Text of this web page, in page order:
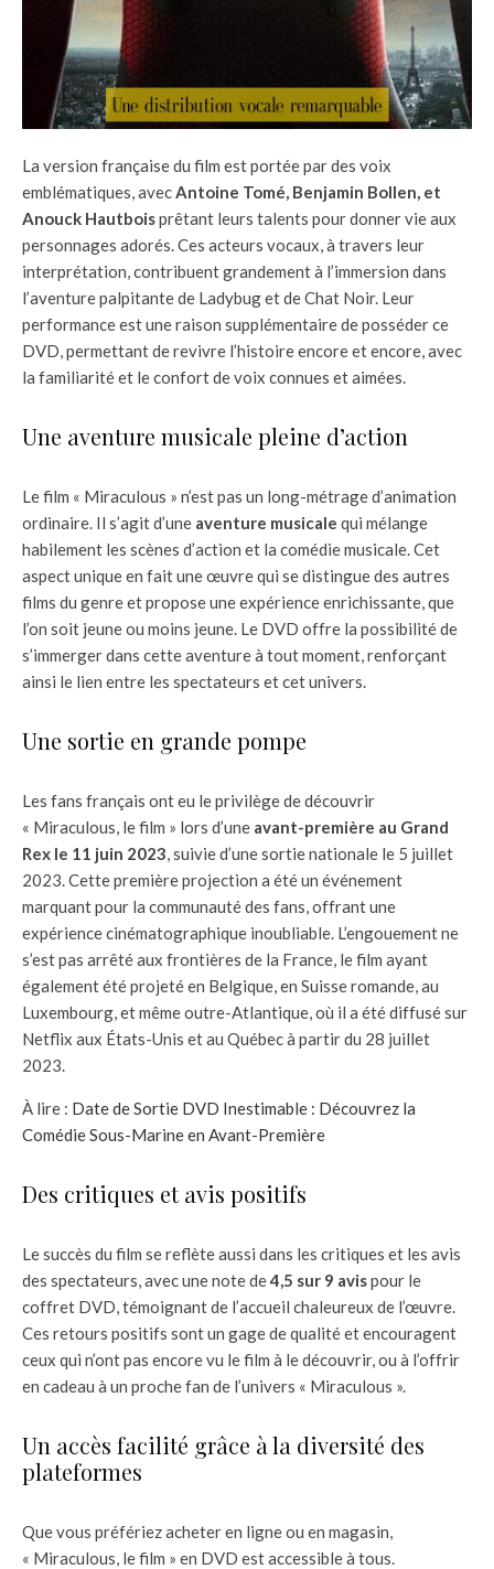
La version française du film est portée par des voix
emblématiques, avecAntoine Tomé, Benjamin Bollen, et
Anouck Hautboisprêtant leurs talents pour donner vie aux
personnages adorés. Ces acteurs vocaux, à travers leur
interprétation, contribuent grandement à l’immersion dans
l’aventure palpitante de Ladybug et de Chat Noir. Leur
performance est une raison supplémentaire de posséder ce
DVD, permettant de revivre l’histoire encore et encore, avec
la familiarité et le confort de voix connues et aimées.
Une aventure musicale pleine d’action
Le film « Miraculous » n’est pas un long-métrage d’animation
ordinaire. Il s’agit d’une aventure musicale qui mélange
habilement les scènes d’action et la comédie musicale. Cet
aspect unique en fait une œuvre qui se distingue des autres
films du genre et propose une expérience enrichissante, que
l’on soit jeune ou moins jeune. Le DVD offre la possibilité de
s’immerger dans cette aventure à tout moment, renforçant
ainsi le lien entre les spectateurs et cet univers.
Une sortie en grande pompe
Les fans français ont eu le privilège de découvrir
« Miraculous, le film » lors d’une avant-première au Grand
Rex le 11 juin 2023, suivie d’une sortie nationale le 5 juillet
2023. Cette première projection a été un événement
marquant pour la communauté des fans, offrant une
expérience cinématographique inoubliable. L’engouement ne
s’est pas arrêté aux frontières de la France, le film ayant
également été projeté en Belgique, en Suisse romande, au
Luxembourg, et même outre-Atlantique, où il a été diffusé sur
Netflix aux États-Unis et au Québec à partir du 28 juillet
2023.
À lire : Date de Sortie DVD Inestimable : Découvrez la
Comédie Sous-Marine en Avant-Première
Des critiques et avis positifs
Le succès du film se reflète aussi dans les critiques et les avis
des spectateurs, avec une note de4,5 sur 9 avispour le
coffret DVD, témoignant de l’accueil chaleureux de l’œuvre.
Ces retours positifs sont un gage de qualité et encouragent
ceux qui n’ont pas encore vu le film à le découvrir, ou à l’offrir
en cadeau à un proche fan de l’univers « Miraculous ».
Un accès facilité grâce à la diversité des
plateformes
Que vous préfériez acheter en ligne ou en magasin,
« Miraculous, le film » en DVD est accessible à tous.